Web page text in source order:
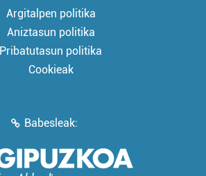
Argitalpen politika
Aniztasun politika
Pribatutasun politika
Cookieak
Babesleak: